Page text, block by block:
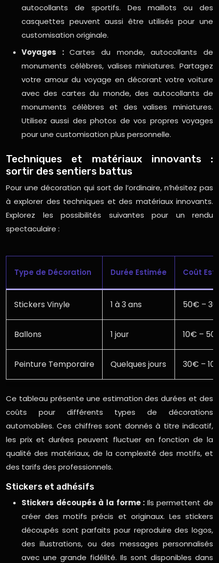
autocollants de sportifs. Des maillots ou des
casquettes peuvent aussi être utilisés pour une
customisation originale.
Voyages :Cartes du monde, autocollants de
monuments célèbres, valises miniatures. Partagez
votre amour du voyage en décorant votre voiture
avec des cartes du monde, des autocollants de
monuments célèbres et des valises miniatures.
Utilisez aussi des photos de vos propres voyages
pour une customisation plus personnelle.
Techniques et matériaux innovants :
sortir des sentiers battus
Pour une décoration qui sort de l’ordinaire, n’hésitez pas
à explorer des techniques et des matériaux innovants.
Explorez les possibilités suivantes pour un rendu
spectaculaire :
Type de Décoration Durée Estimée Coût
Stickers Vinyle 1 à 3 ans 50€ –
Ballons 1 jour 10€ –
Peinture Temporaire Quelques jours 30€ –
Ce tableau présente une estimation des durées et des
coûts pour différents types de décorations
automobiles. Ces chiffres sont donnés à titre indicatif,
les prix et durées peuvent fluctuer en fonction de la
qualité des matériaux, de la complexité des motifs, et
des tarifs des professionnels.
Stickers et adhésifs
Stickers découpés à la forme : Ils permettent de
créer des motifs précis et originaux. Les stickers
découpés sont parfaits pour reproduire des logos,
des illustrations, ou des messages personnalisés
avec une grande fidélité. Ils sont disponibles dans